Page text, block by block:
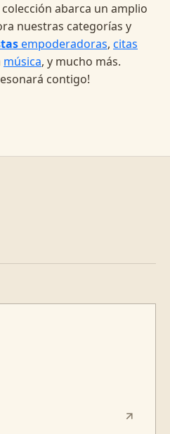
abarca un amplio
nuestras categorías y
empoderadoras, citas
música, y mucho más.
contigo!